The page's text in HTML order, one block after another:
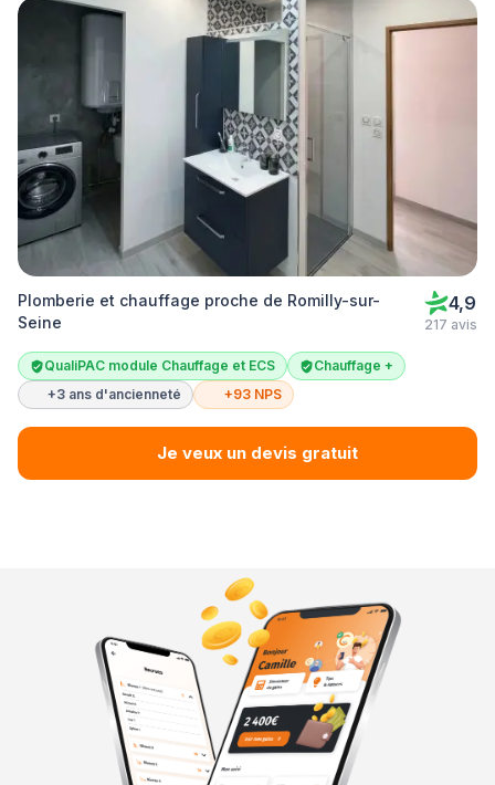
Plomberie et chauffage proche de Romilly-sur-
Seine
4,9
217 avis
QualiPAC module Chauffage et ECS
Chauffage +
+3 ans d'ancienneté
+93 NPS
Je veux un devis gratuit